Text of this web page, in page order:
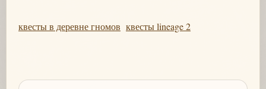
квесты в деревне гномов квесты lineage 2